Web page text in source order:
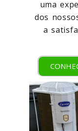
uma
dos
a